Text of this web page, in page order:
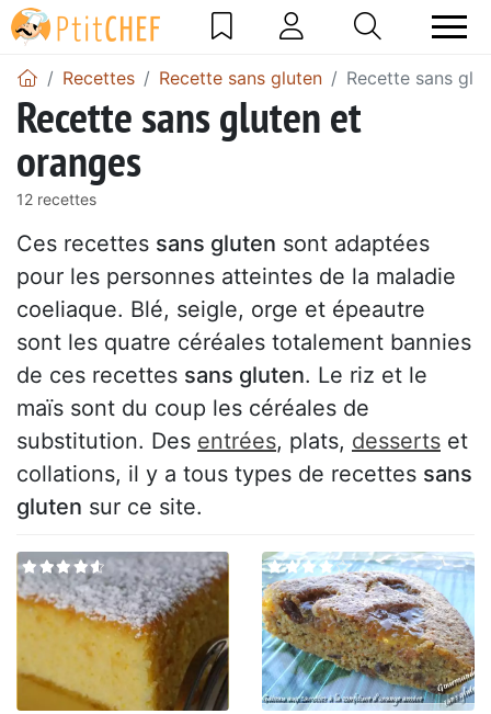
Recettes Recette sans gluten Recette sans
Recette sans gluten et
oranges
12 recettes
Ces recettes sans gluten sont adaptées
pour les personnes atteintes de la maladie
coeliaque. Blé, seigle, orge et épeautre
sont les quatre céréales totalement bannies
de ces recettes sans gluten. Le riz et le
maïs sont du coup les céréales de
substitution. Des entrées, plats, desserts et
collations, il y a tous types de recettes sans
gluten sur ce site.